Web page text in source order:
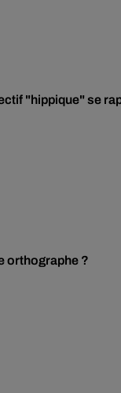
"hippique" se
orthographe ?